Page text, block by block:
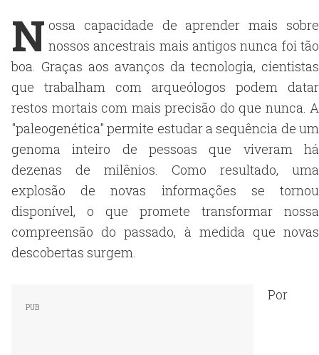
N ossa capacidade de aprender mais sobre
nossos ancestrais mais antigos nunca foi tão
boa. Graças aos avanços da tecnologia, cientistas
que trabalham com arqueólogos podem datar
restos mortais com mais precisão do que nunca. A
"paleogenética" permite estudar a sequência de um
genoma inteiro de pessoas que viveram há
dezenas de milênios. Como resultado, uma
explosão de novas informações se tornou
disponível, o que promete transformar nossa
compreensão do passado, à medida que novas
descobertas surgem.
Por